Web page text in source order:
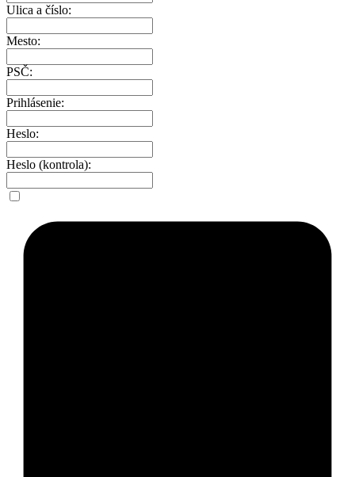
Ulica a číslo:
Mesto:
PSČ:
Prihlásenie:
Heslo:
Heslo (kontrola):